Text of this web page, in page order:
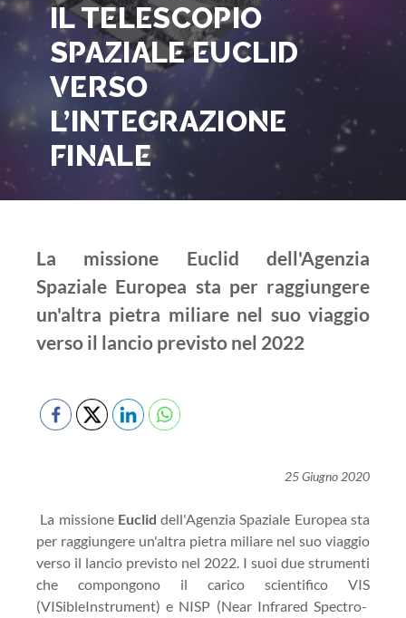
IL TELESCOPIO
SPAZIALE EUCLID
VERSO
L’INTEGRAZIONE
FINALE
La missione Euclid dell'Agenzia
Spaziale Europea sta per raggiungere
un'altra pietra miliare nel suo viaggio
verso il lancio previsto nel 2022
25 Giugno 2020
La missione Euclid dell'Agenzia Spaziale Europeasta
per raggiungere un'altra pietra miliare nel suo viaggio
verso il lancio previsto nel 2022. I suoi due strumenti
che compongono il carico scientifico VIS
(VISibleInstrument) e NISP (Near Infrared Spectro-